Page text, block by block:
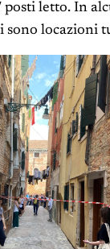
posti letto. In
sono locazioni